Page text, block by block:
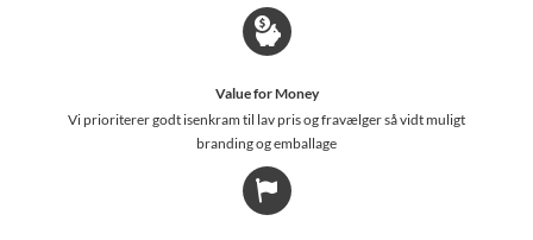
Value for Money
Vi prioriterer godt isenkram til lav pris og fravælger så vidt muligt
branding og emballage